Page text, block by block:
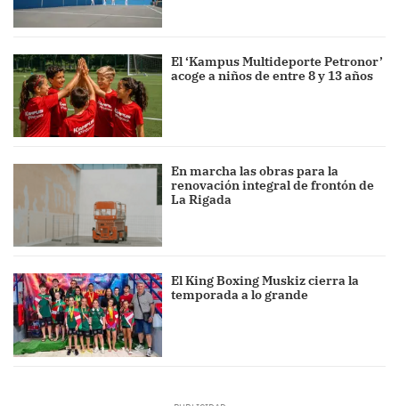
El ‘Kampus Multideporte Petronor’
acoge a niños de entre 8 y 13 años
En marcha las obras para la
renovación integral de frontón de
La Rigada
El King Boxing Muskiz cierra la
temporada a lo grande